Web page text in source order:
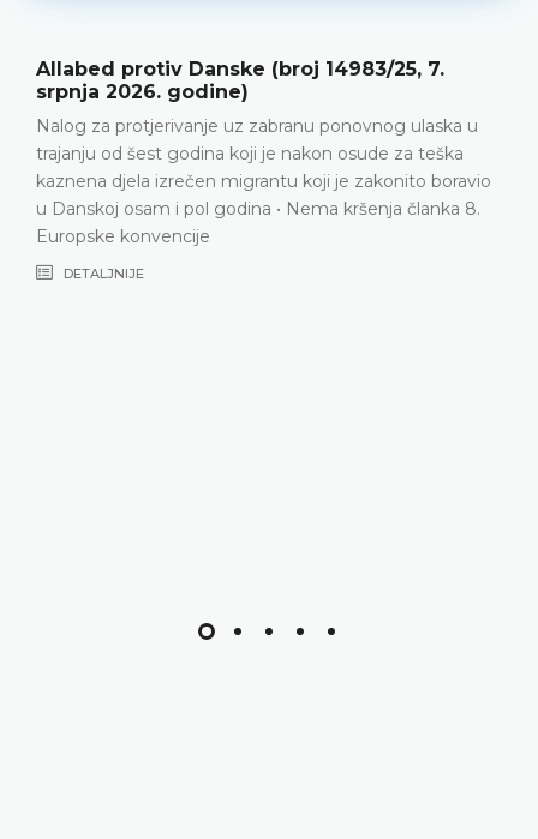
(broj 14983/25, 7.
uz zabranu ponovnog ulaska u
koji je nakon osude za teška
migrantu koji je zakonito boravio
godina • Nema kršenja članka 8.
Y protiv Srbije
Obiteljski život •
između
nakon što ga je
Odbijanje